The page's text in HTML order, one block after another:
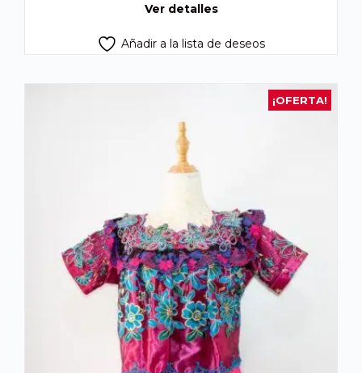
Ver detalles
Añadir a la lista de deseos
¡OFERTA!